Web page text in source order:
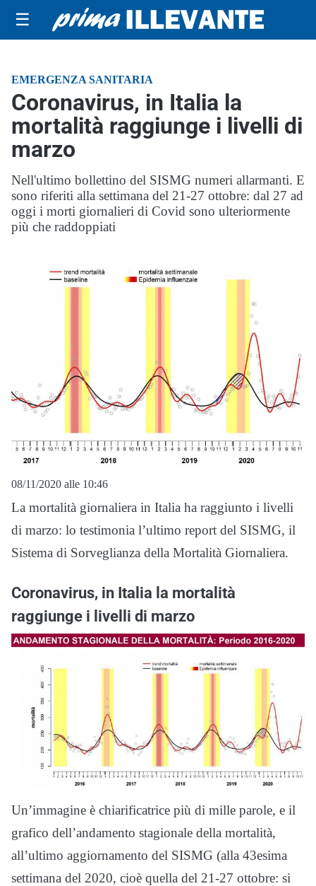
☰
EMERGENZA SANITARIA
Coronavirus, in Italia la
mortalità raggiunge i livelli di
marzo
Nell'ultimo bollettino del SISMG numeri allarmanti. E
sono riferiti alla settimana del 21-27 ottobre: dal 27 ad
oggi i morti giornalieri di Covid sono ulteriormente
più che raddoppiati
08/11/2020 alle 10:46
La mortalità giornaliera in Italia ha raggiunto i livelli
di marzo: lo testimonia l’ultimo report del SISMG, il
Sistema di Sorveglianza della Mortalità Giornaliera.
Coronavirus, in Italia la mortalità
raggiunge i livelli di marzo
Un’immagine è chiarificatrice più di mille parole, e il
grafico dell’andamento stagionale della mortalità,
all’ultimo aggiornamento del SISMG (alla 43esima
settimana del 2020, cioè quella del 21-27 ottobre: si